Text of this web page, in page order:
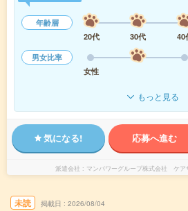
年齢層
20代
30代 40
男女比率
女性
もっと見る
気になる! 応募へ進む
派遣会社 マンパワーグループ株式会社 ケア
未読 掲載日 2026/08/04